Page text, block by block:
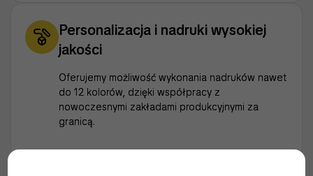
Personalizacja i nadruki wysokiej
jakości
Oferujemy możliwość wykonania nadruków nawet
do 12 kolorów, dzięki współpracy z
nowoczesnymi zakładami produkcyjnymi za
granicą.